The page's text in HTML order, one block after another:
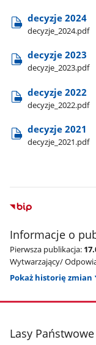
decyzje 2024
decyzje​_2024.pdf
decyzje 2023
decyzje​_2023.pdf
decyzje 2022
decyzje​_2022.pdf
decyzje 2021
decyzje​_2021.pdf
Informacje o
Pierwsza publikacja:
Wytwarzający/
Pokaż historię zmian
stopka
Lasy